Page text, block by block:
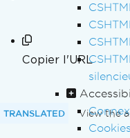
Cookies
Copier l'URL
TRANSLATED View the